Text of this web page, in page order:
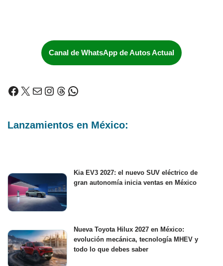
Canal de WhatsApp de Autos Actual
Lanzamientos en México:
Kia EV3 2027: el nuevo SUV eléctrico de
gran autonomía inicia ventas en México
Nueva Toyota Hilux 2027 en México:
evolución mecánica, tecnología MHEV y
todo lo que debes saber